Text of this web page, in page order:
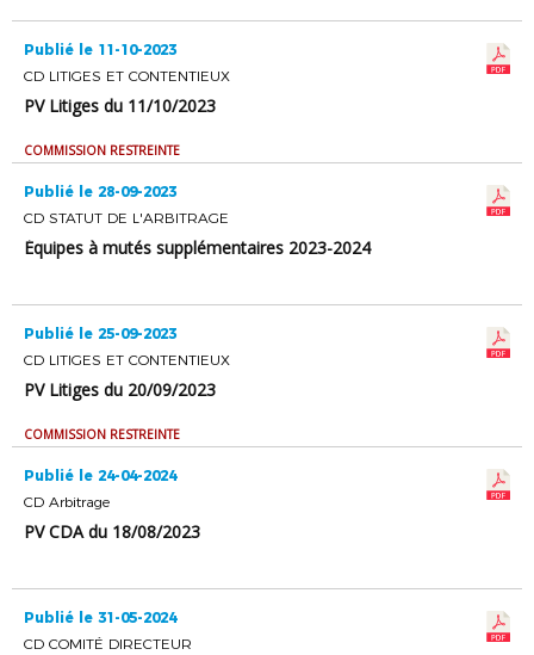
Publié le 11-10-2023
CD LITIGES ET CONTENTIEUX
PV Litiges du 11/10/2023
COMMISSION RESTREINTE
Publié le 28-09-2023
CD STATUT DE L'ARBITRAGE
Équipes à mutés supplémentaires 2023-2024
Publié le 25-09-2023
CD LITIGES ET CONTENTIEUX
PV Litiges du 20/09/2023
COMMISSION RESTREINTE
Publié le 24-04-2024
CD Arbitrage
PV CDA du 18/08/2023
Publié le 31-05-2024
CD COMITÉ DIRECTEUR